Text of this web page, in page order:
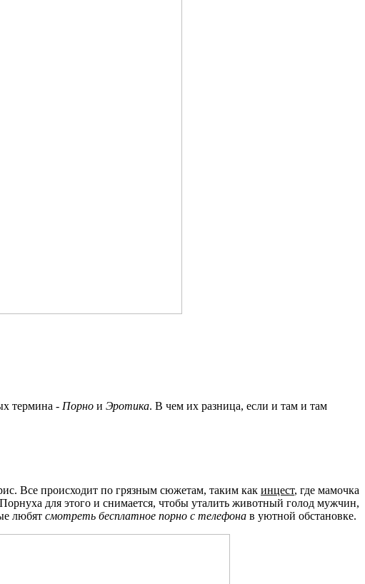
термина - Порно и Эротика. В чем их разница, если и там и там
Все происходит по грязным сюжетам, таким как инцест, где мамочка
для этого и снимается, чтобы уталить животный голод мужчин,
любят смотреть бесплатное порно с телефона в уютной обстановке.